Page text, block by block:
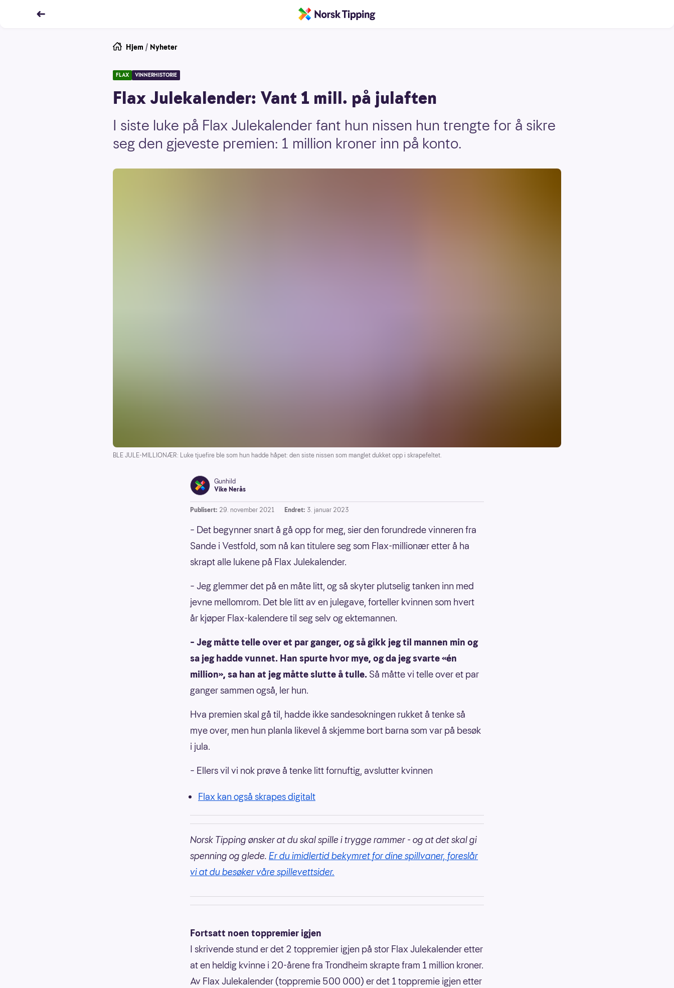
Hjem / Nyheter
FLAX VINNERHISTORIE
Flax Julekalender: Vant 1 mill. på julaften
I siste luke på Flax Julekalender fant hun nissen hun trengte for å sikre
seg den gjeveste premien: 1 million kroner inn på konto.
BLE JULE-MILLIONÆR: Luke tjuefire ble som hun hadde håpet: den siste nissen som manglet dukket opp i skrapefeltet.
Gunhild
Vike Nerås
Publisert: 29. november 2021 Endret: 3. januar 2023
– Det begynner snart å gå opp for meg, sier den forundrede vinneren fra
Sande i Vestfold, som nå kan titulere seg som Flax-millionær etter å ha
skrapt alle lukene på Flax Julekalender.
– Jeg glemmer det på en måte litt, og så skyter plutselig tanken inn med
jevne mellomrom. Det ble litt av en julegave, forteller kvinnen som hvert
år kjøper Flax-kalendere til seg selv og ektemannen.
– Jeg måtte telle over et par ganger, og så gikk jeg til mannen min og
sa jeg hadde vunnet. Han spurte hvor mye, og da jeg svarte «én
million», sa han at jeg måtte slutte å tulle. Så måtte vi telle over et par
ganger sammen også, ler hun.
Hva premien skal gå til, hadde ikke sandesokningen rukket å tenke så
mye over, men hun planla likevel å skjemme bort barna som var på besøk
i jula.
– Ellers vil vi nok prøve å tenke litt fornuftig, avslutter kvinnen
Flax kan også skrapes digitalt
Norsk Tipping ønsker at du skal spille i trygge rammer - og at det skal gi
spenning og glede. Er du imidlertid bekymret for dine spillvaner, foreslår
vi at du besøker våre spillevettsider.
Fortsatt noen toppremier igjen
I skrivende stund er det 2 toppremier igjen på stor Flax Julekalender etter
at en heldig kvinne i 20-årene fra Trondheim skrapte fram 1 million kroner.
Av Flax Julekalender (toppremie 500 000) er det 1 toppremie igjen etter